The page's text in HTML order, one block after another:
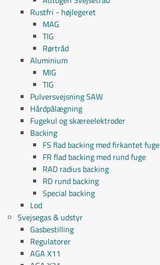
Rustfri - højlegeret
MAG
TIG
Rørtråd
Aluminium
MIG
TIG
Pulversvejsning SAW
Hårdpålægning
Fugekul og skæreelektroder
Backing
FS flad backing med firkantet fuge
FR flad backing med rund fuge
RAD radius backing
RD rund backing
Special backing
Lod
Svejsegas & udstyr
Gasbestilling
Regulatorer
AGA X11